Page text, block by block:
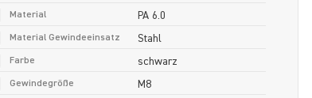
Material PA 6.0
Material Gewindeeinsatz Stahl
Farbe schwarz
Gewindegröße M8